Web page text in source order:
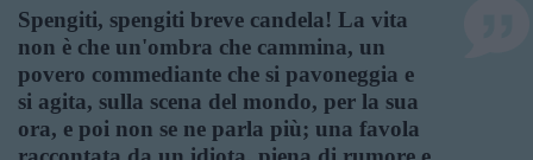
Spengiti, spengiti breve candela! La vita
non è che un'ombra che cammina, un
povero commediante che si pavoneggia e
si agita, sulla scena del mondo, per la sua
ora, e poi non se ne parla più; una favola